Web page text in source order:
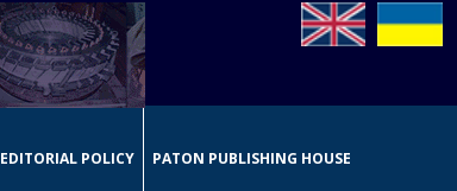
EDITORIAL POLICY PATON PUBLISHING HOUSE